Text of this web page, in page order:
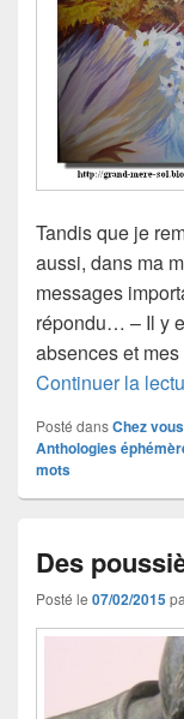
Tandis que je
aussi, dans ma
messages
répondu… – Il y
absences et
Continuer la
Posté dansChez vous
Anthologies
mots
Des
Posté le 07/02/2015